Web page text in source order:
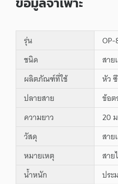
รุ่น
ชนิด
สาย
ผลิตภัณฑ์ที่ใช้
หัว
ปลายสาย
ข้อต
ความยาว
20
วัสดุ
สาย
หมายเหตุ
สาย
น้ำหนัก
ประ